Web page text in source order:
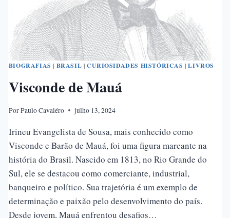
BIOGRAFIAS | BRASIL | CURIOSIDADES HISTÓRICAS |LIVROS
Visconde de Mauá
PorPaulo Cavaléro julho 13, 2024
Irineu Evangelista de Sousa, mais conhecido como
Visconde e Barão de Mauá, foi uma figura marcante na
história do Brasil. Nascido em 1813, no Rio Grande do
Sul, ele se destacou como comerciante, industrial,
banqueiro e político. Sua trajetória é um exemplo de
determinação e paixão pelo desenvolvimento do país.
Desde jovem, Mauá enfrentou desafios…